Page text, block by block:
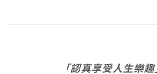
「認真享受人生樂趣